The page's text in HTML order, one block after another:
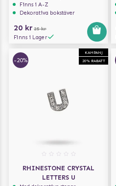
Finns i A-Z
Dekorativa bokstäver
20 kr 25 kr
Finns i Lager
KAMPANJ
20% RABATT
-20%
RHINESTONE CRYSTAL
LETTERS U